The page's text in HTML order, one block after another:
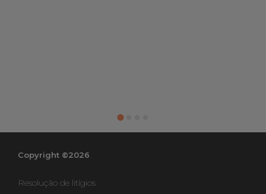
Copyright ©2026
Resolução de litígios